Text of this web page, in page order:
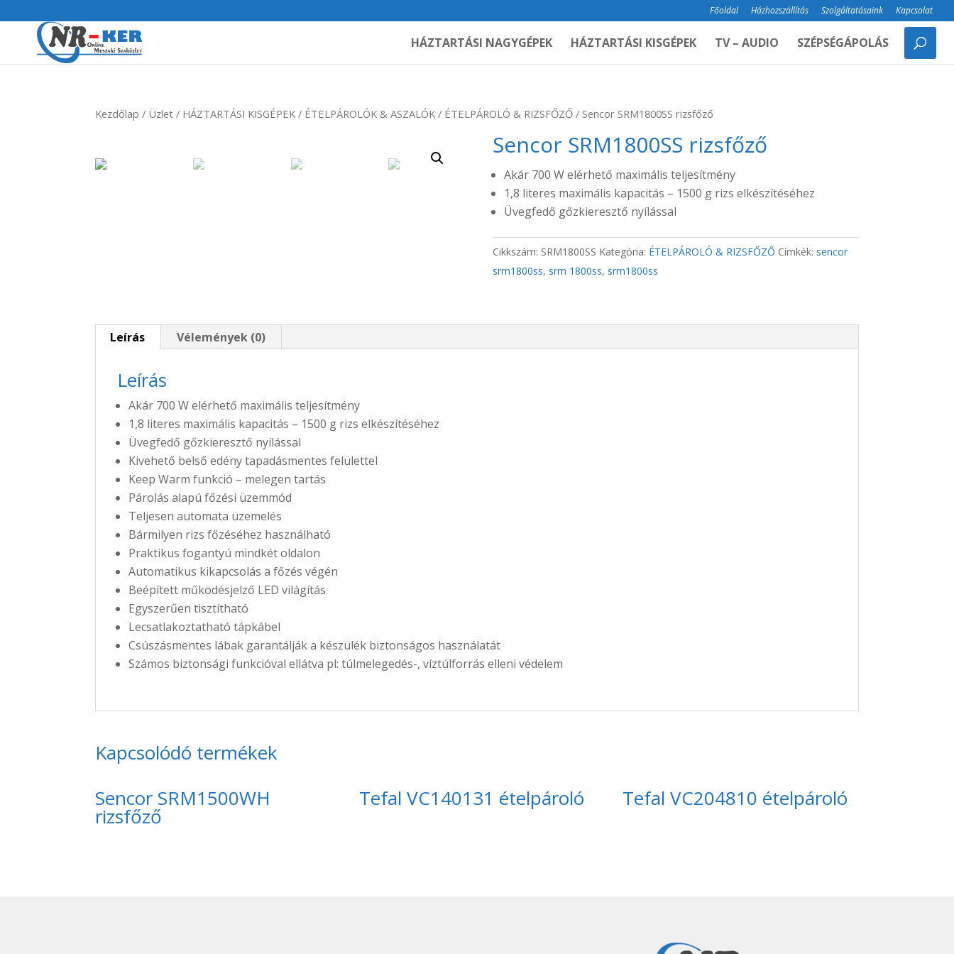
Főoldal Házhozszállítás Szolgáltatásaink Kapcsolat
HÁZTARTÁSI NAGYGÉPEK HÁZTARTÁSI KISGÉPEK TV – AUDIO SZÉPSÉGÁPOLÁS
Kezdőlap / Üzlet / HÁZTARTÁSI KISGÉPEK / ÉTELPÁROLÓK & ASZALÓK / ÉTELPÁROLÓ & RIZSFŐZŐ / Sencor SRM1800SS rizsfőző
Sencor SRM1800SS rizsfőző
Akár 700 W elérhető maximális teljesítmény
1,8 literes maximális kapacitás – 1500 g rizs elkészítéséhez
Üvegfedő gőzkieresztő nyílással
Cikkszám: SRM1800SS Kategória: ÉTELPÁROLÓ & RIZSFŐZŐ Címkék: sencor
srm1800ss, srm 1800ss, srm1800ss
Leírás Vélemények (0)
Leírás
Akár 700 W elérhető maximális teljesítmény
1,8 literes maximális kapacitás – 1500 g rizs elkészítéséhez
Üvegfedő gőzkieresztő nyílással
Kivehető belső edény tapadásmentes felülettel
Keep Warm funkció – melegen tartás
Párolás alapú főzési üzemmód
Teljesen automata üzemelés
Bármilyen rizs főzéséhez használható
Praktikus fogantyú mindkét oldalon
Automatikus kikapcsolás a főzés végén
Beépített működésjelző LED világítás
Egyszerűen tisztítható
Lecsatlakoztatható tápkábel
Csúszásmentes lábak garantálják a készülék biztonságos használatát
Számos biztonsági funkcióval ellátva pl: túlmelegedés-, víztúlforrás elleni védelem
Kapcsolódó termékek
Sencor SRM1500WH
rizsfőző
Tefal VC140131 ételpároló Tefal VC204810 ételpároló